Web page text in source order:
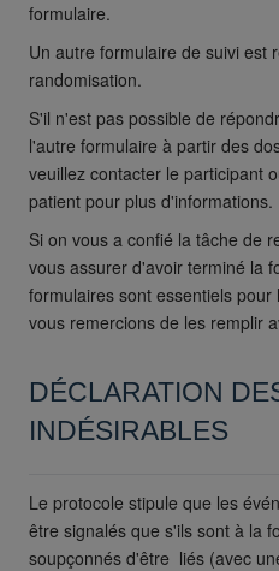
formulaire.
Un autre formulaire de suivi est
randomisation.
S'il n'est pas possible de
l'autre formulaire à partir des
veuillez contacter le participant
patient pour plus d'informations.
Si on vous a confié la tâche de
vous assurer d'avoir terminé la
formulaires sont essentiels
vous remercions de les remplir
DÉCLARATION
INDÉSIRABLES
Le protocole stipule que les
être signalés que s'ils sont à la
soupçonnés d'être liés (avec